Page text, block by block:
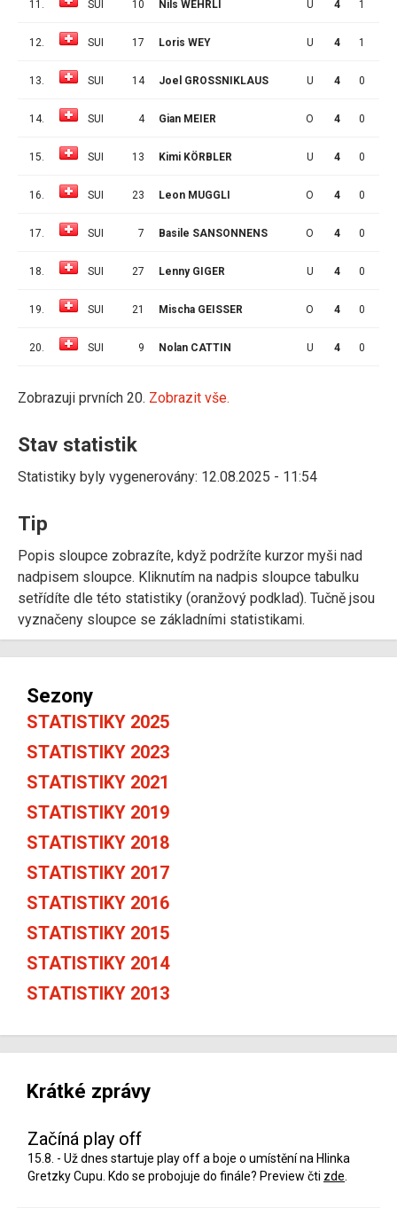
11. SUI 10 Nils WEHRLI U 4 1
12. SUI 17 Loris WEY U 4 1
13. SUI 14 Joel GROSSNIKLAUS U 4 0
14. SUI 4 Gian MEIER O 4 0
15. SUI 13 Kimi KÖRBLER U 4 0
16. SUI 23 Leon MUGGLI O 4 0
17. SUI 7 Basile SANSONNENS O 4 0
18. SUI 27 Lenny GIGER U 4 0
19. SUI 21 Mischa GEISSER O 4 0
20. SUI 9 Nolan CATTIN U 4 0
Zobrazuji prvních 20. Zobrazit vše.
Stav statistik
Statistiky byly vygenerovány: 12.08.2025 - 11:54
Tip
Popis sloupce zobrazíte, když podržíte kurzor myši nad
nadpisem sloupce. Kliknutím na nadpis sloupce tabulku
setřídíte dle této statistiky (oranžový podklad). Tučně jsou
vyznačeny sloupce se základními statistikami.
Sezony
STATISTIKY 2025
STATISTIKY 2023
STATISTIKY 2021
STATISTIKY 2019
STATISTIKY 2018
STATISTIKY 2017
STATISTIKY 2016
STATISTIKY 2015
STATISTIKY 2014
STATISTIKY 2013
Krátké zprávy
Začíná play off
15.8. - Už dnes startuje play off a boje o umístění na Hlinka
Gretzky Cupu. Kdo se probojuje do finále? Preview čti zde